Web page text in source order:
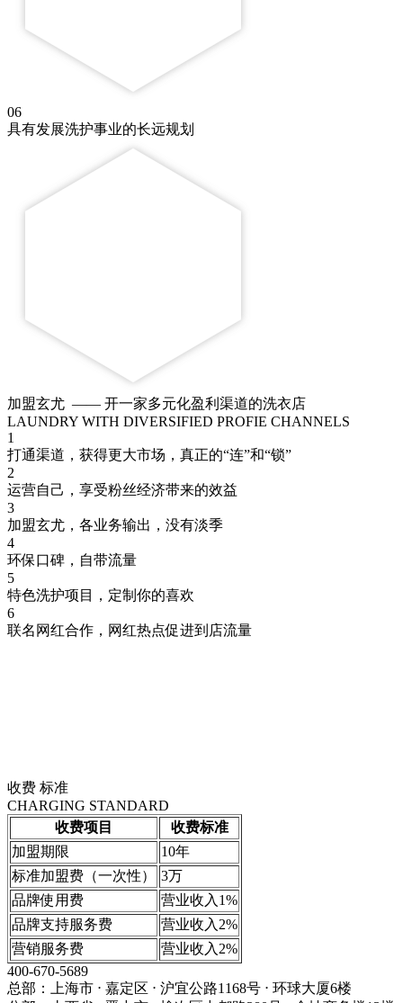
06
具有发展洗护事业的长远规划
加盟玄尤 —— 开一家多元化盈利渠道的洗衣店
LAUNDRY WITH DIVERSIFIED PROFIE CHANNELS
1
打通渠道，获得更大市场，真正的“连”和“锁”
2
运营自己，享受粉丝经济带来的效益
3
加盟玄尤，各业务输出，没有淡季
4
环保口碑，自带流量
5
特色洗护项目，定制你的喜欢
6
联名网红合作，网红热点促进到店流量
收费 标准
CHARGING STANDARD
收费项目
收费标准
加盟期限
10年
标准加盟费（一次性）
3万
品牌使用费
营业收入1%
品牌支持服务费
营业收入2%
营销服务费
营业收入2%
400-670-5689
总部：上海市 ⋅ 嘉定区 ⋅ 沪宜公路1168号 ⋅ 环球大厦6楼